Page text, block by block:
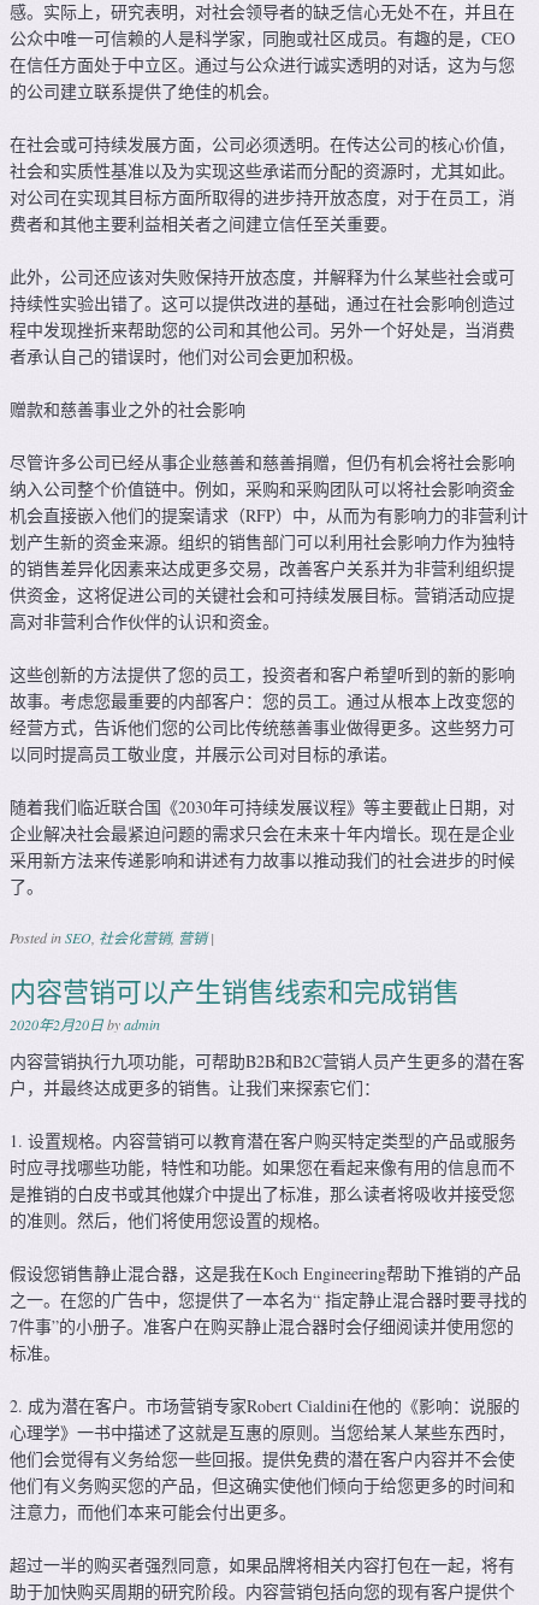
感。实际上，研究表明，对社会领导者的缺乏信心无处不在，并且在
公众中唯一可信赖的人是科学家，同胞或社区成员。有趣的是，CEO
在信任方面处于中立区。通过与公众进行诚实透明的对话，这为与您
的公司建立联系提供了绝佳的机会。
在社会或可持续发展方面，公司必须透明。在传达公司的核心价值，
社会和实质性基准以及为实现这些承诺而分配的资源时，尤其如此。
对公司在实现其目标方面所取得的进步持开放态度，对于在员工，消
费者和其他主要利益相关者之间建立信任至关重要。
此外，公司还应该对失败保持开放态度，并解释为什么某些社会或可
持续性实验出错了。这可以提供改进的基础，通过在社会影响创造过
程中发现挫折来帮助您的公司和其他公司。另外一个好处是，当消费
者承认自己的错误时，他们对公司会更加积极。
赠款和慈善事业之外的社会影响
尽管许多公司已经从事企业慈善和慈善捐赠，但仍有机会将社会影响
纳入公司整个价值链中。例如，采购和采购团队可以将社会影响资金
机会直接嵌入他们的提案请求（RFP）中，从而为有影响力的非营利计
划产生新的资金来源。组织的销售部门可以利用社会影响力作为独特
的销售差异化因素来达成更多交易，改善客户关系并为非营利组织提
供资金，这将促进公司的关键社会和可持续发展目标。营销活动应提
高对非营利合作伙伴的认识和资金。
这些创新的方法提供了您的员工，投资者和客户希望听到的新的影响
故事。考虑您最重要的内部客户：您的员工。通过从根本上改变您的
经营方式，告诉他们您的公司比传统慈善事业做得更多。这些努力可
以同时提高员工敬业度，并展示公司对目标的承诺。
随着我们临近联合国《2030年可持续发展议程》等主要截止日期，对
企业解决社会最紧迫问题的需求只会在未来十年内增长。现在是企业
采用新方法来传递影响和讲述有力故事以推动我们的社会进步的时候
了。
Posted inSEO 社会化营销, 营销 |
内容营销可以产生销售线索和完成销售
2020年2月20日byadmin
内容营销执行九项功能，可帮助B2B和B2C营销人员产生更多的潜在客
户，并最终达成更多的销售。让我们来探索它们：
1. 设置规格。内容营销可以教育潜在客户购买特定类型的产品或服务
时应寻找哪些功能，特性和功能。如果您在看起来像有用的信息而不
是推销的白皮书或其他媒介中提出了标准，那么读者将吸收并接受您
的准则。然后，他们将使用您设置的规格。
假设您销售静止混合器，这是我在Koch Engineering帮助下推销的产品
之一。在您的广告中，您提供了一本名为“ 指定静止混合器时要寻找的
7件事”的小册子。准客户在购买静止混合器时会仔细阅读并使用您的
标准。
2. 成为潜在客户。市场营销专家Robert Cialdini在他的《影响：说服的
心理学》一书中描述了这就是互惠的原则。当您给某人某些东西时，
他们会觉得有义务给您一些回报。提供免费的潜在客户内容并不会使
他们有义务购买您的产品，但这确实使他们倾向于给您更多的时间和
注意力，而他们本来可能会付出更多。
超过一半的购买者强烈同意，如果品牌将相关内容打包在一起，将有
助于加快购买周期的研究阶段。内容营销包括向您的现有客户提供个